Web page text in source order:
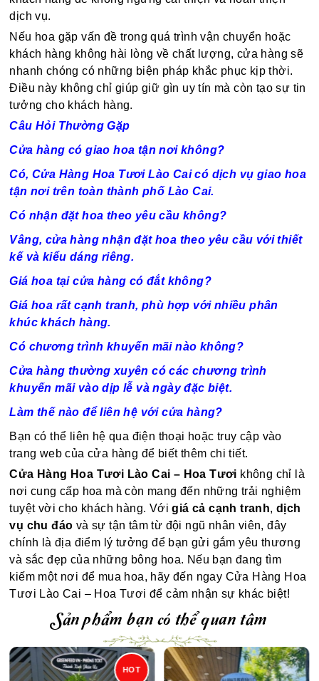
dịch vụ.
Nếu hoa gặp vấn đề trong quá trình vận chuyển hoặc
khách hàng không hài lòng về chất lượng, cửa hàng sẽ
nhanh chóng có những biện pháp khắc phục kịp thời.
Điều này không chỉ giúp giữ gìn uy tín mà còn tạo sự tin
tưởng cho khách hàng.
Câu Hỏi Thường Gặp
Cửa hàng có giao hoa tận nơi không?
Có, Cửa Hàng Hoa Tươi Lào Cai có dịch vụ giao hoa
tận nơi trên toàn thành phố Lào Cai.
Có nhận đặt hoa theo yêu cầu không?
Vâng, cửa hàng nhận đặt hoa theo yêu cầu với thiết
kế và kiểu dáng riêng.
Giá hoa tại cửa hàng có đắt không?
Giá hoa rấtcạnh tranh, phù hợp với nhiều phân
khúc khách hàng.
Có chương trình khuyến mãi nào không?
Cửa hàng thường xuyên có các chương trình
khuyến mãi vào dịp lễ và ngày đặc biệt.
Làm thế nào để liên hệ với cửa hàng?
Bạn có thể liên hệ qua điện thoại hoặc truy cập vào
trang web của cửa hàng để biết thêm chi tiết.
Cửa Hàng Hoa Tươi Lào Cai – Hoa Tươi không chỉ là
nơi cung cấp hoa mà còn mang đến những trải nghiệm
tuyệt vời cho khách hàng. Vớigiá cả cạnh tranh,dịch
vụ chu đáo và sự tận tâm từ đội ngũ nhân viên, đây
chính là địa điểm lý tưởng để bạn gửi gắm yêu thương
và sắc đẹp của những bông hoa. Nếu bạn đang tìm
kiếm một nơi để mua hoa, hãy đến ngay Cửa Hàng Hoa
Tươi Lào Cai – Hoa Tươi để cảm nhận sự khác biệt!
Sản phẩm bạn có thể quan tâm
HOT